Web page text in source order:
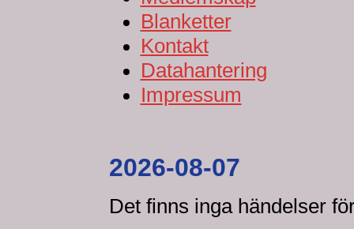
Blanketter
Kontakt
Datahantering
Impressum
2026-08-07
Det finns inga händelser